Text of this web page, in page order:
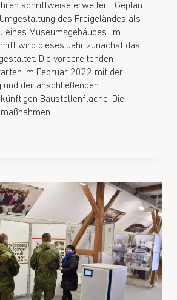
schrittweise erweitert. Geplant
des Freigeländes als
eines Museumsgebäudes. Im
wird dieses Jahr zunächst das
Die vorbereitenden
im Februar 2022 mit der
und der anschließenden
Baustellenfläche. Die